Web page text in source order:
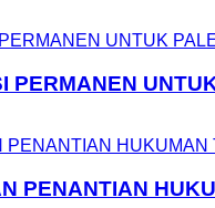
PERMANEN
PENANTIAN